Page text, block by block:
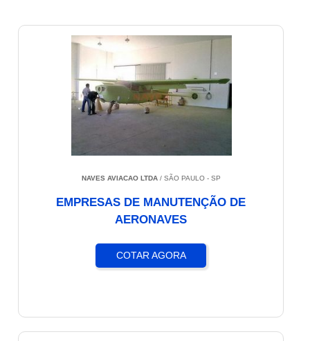
NAVES AVIACAO LTDA/ SÃO PAULO - SP
EMPRESAS DE MANUTENÇÃO DE
AERONAVES
COTAR AGORA